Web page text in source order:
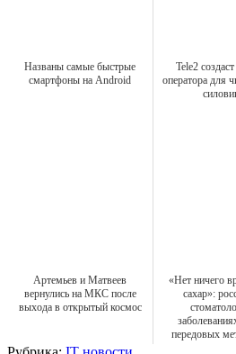
Названы самые быстрые
смартфоны на Android
Tele2
оператора для
Артемьев и Матвеев
вернулись на МКС после
выхода в открытый космос
«Нет ничего
сахар»:
передовых